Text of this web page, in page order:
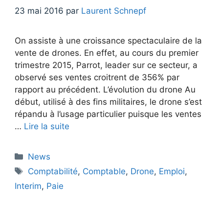
23 mai 2016 par Laurent Schnepf
On assiste à une croissance spectaculaire de la
vente de drones. En effet, au cours du premier
trimestre 2015, Parrot, leader sur ce secteur, a
observé ses ventes croitrent de 356% par
rapport au précédent. L’évolution du drone Au
début, utilisé à des fins militaires, le drone s’est
répandu à l’usage particulier puisque les ventes
… Lire la suite
Catégories
News
Étiquettes
Comptabilité, Comptable, Drone, Emploi,
Interim, Paie